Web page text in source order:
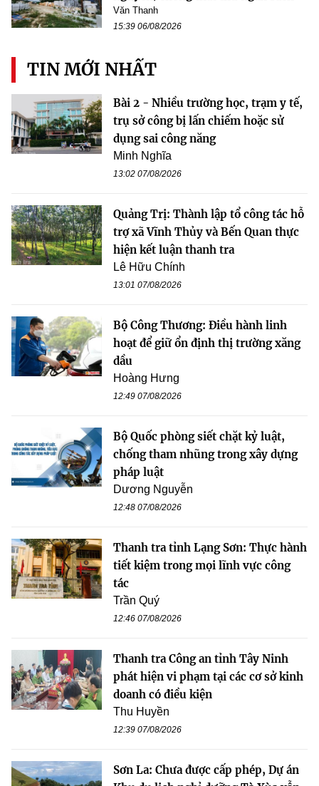
Văn Thanh
15:39 06/08/2026
TIN MỚI NHẤT
Bài 2 - Nhiều trường học, trạm y tế,
trụ sở công bị lấn chiếm hoặc sử
dụng sai công năng
Minh Nghĩa
13:02 07/08/2026
Quảng Trị: Thành lập tổ công tác hỗ
trợ xã Vĩnh Thủy và Bến Quan thực
hiện kết luận thanh tra
Lê Hữu Chính
13:01 07/08/2026
Bộ Công Thương: Điều hành linh
hoạt để giữ ổn định thị trường xăng
dầu
Hoàng Hưng
12:49 07/08/2026
Bộ Quốc phòng siết chặt kỷ luật,
chống tham nhũng trong xây dựng
pháp luật
Dương Nguyễn
12:48 07/08/2026
Thanh tra tỉnh Lạng Sơn: Thực hành
tiết kiệm trong mọi lĩnh vực công
tác
Trần Quý
12:46 07/08/2026
Thanh tra Công an tỉnh Tây Ninh
phát hiện vi phạm tại các cơ sở kinh
doanh có điều kiện
Thu Huyền
12:39 07/08/2026
Sơn La: Chưa được cấp phép, Dự án